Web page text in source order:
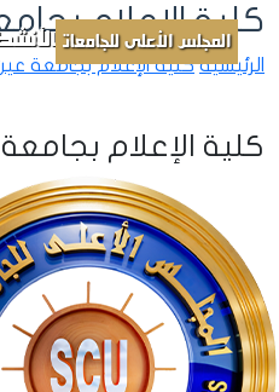
المجلس الأعلى للجامعات
كلية الإعلام
الرئيسية كلية الإعلام بجامعة
كلية الإعلام